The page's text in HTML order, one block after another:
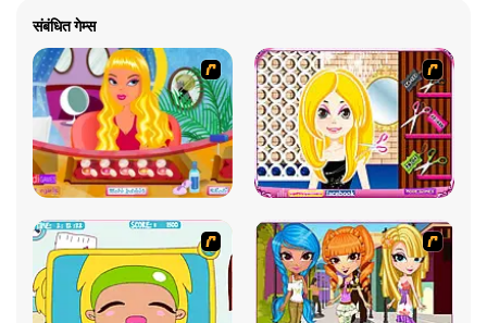
संबंधित गेम्स